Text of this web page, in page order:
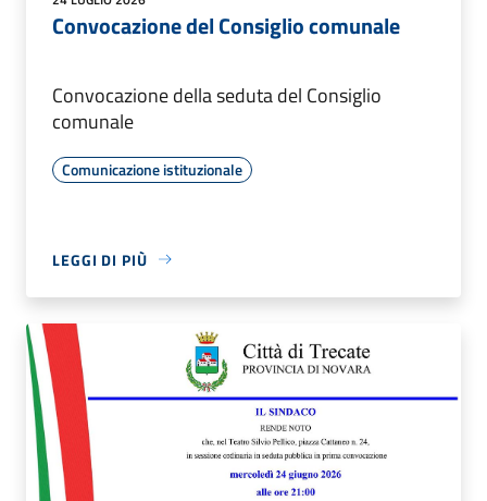
Convocazione del Consiglio comunale
Convocazione della seduta del Consiglio
comunale
Comunicazione istituzionale
LEGGI DI PIÙ